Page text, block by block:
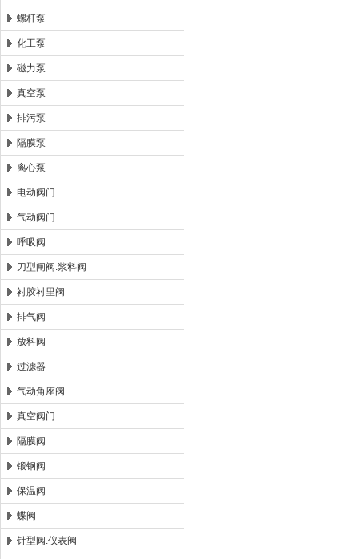
螺杆泵
化工泵
磁力泵
真空泵
排污泵
隔膜泵
离心泵
电动阀门
气动阀门
呼吸阀
刀型闸阀.浆料阀
衬胶衬里阀
排气阀
放料阀
过滤器
气动角座阀
真空阀门
隔膜阀
锻钢阀
保温阀
蝶阀
针型阀.仪表阀